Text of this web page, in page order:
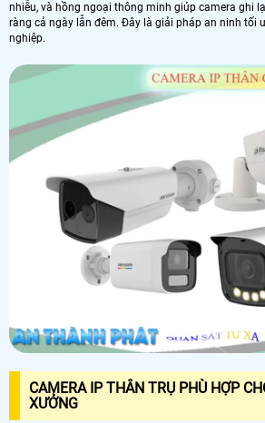
nhiễu, và hồng ngoại thông minh giúp camera ghi
ràng cả ngày lẫn đêm. Đây là giải pháp an ninh tối
nghiệp.
CAMERA IP THÂN TRỤ PHÙ HỢP
XƯỞNG